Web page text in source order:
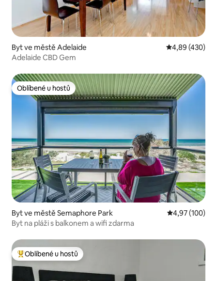
Byt ve městě Adelaide Průměrné
4,89 (430)
Adelaide CBD Gem
Oblíbené u hostů
Oblíbené u hostů
Byt ve městě Semaphore Park Průměrné
4,97 (100)
Byt na pláži s balkonem a wifi zdarma
Nejlepší v kategorii Oblíbené u hostů
Oblíbené u hostů